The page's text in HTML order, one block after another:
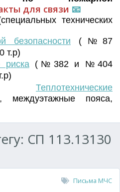
для связи 📧
специальных технических
безопасности (№87
т.р)
риска(№382 и №404
Теплотехнические
, междуэтажные пояса,
СП 113.13130
Письма МЧС